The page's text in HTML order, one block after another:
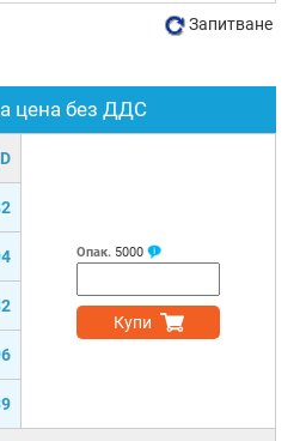
цена без ДДС
Опак. 5000
Купи
Запитване